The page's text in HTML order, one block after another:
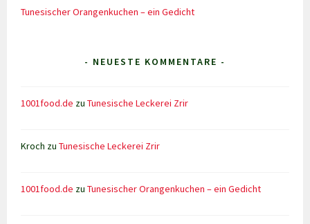
Tunesischer Orangenkuchen – ein Gedicht
- NEUESTE KOMMENTARE -
1001food.de zuTunesische Leckerei Zrir
Kroch zuTunesische Leckerei Zrir
1001food.de zuTunesischer Orangenkuchen – ein Gedicht